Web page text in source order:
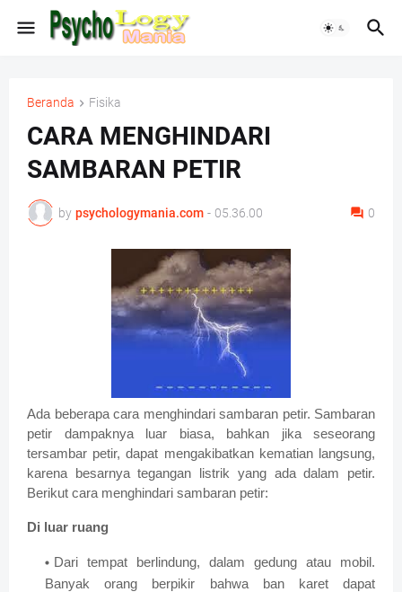
Beranda Fisika
CARA MENGHINDARI
SAMBARAN PETIR
by psychologymania.com - 05.36.00 0
Ada beberapa cara menghindari sambaran petir. Sambaran
petir dampaknya luar biasa, bahkan jika seseorang
tersambar petir, dapat mengakibatkan kematian langsung,
karena besarnya tegangan listrik yang ada dalam petir.
Berikut cara menghindari sambaran petir:
Di luar ruang
Dari tempat berlindung, dalam gedung atau mobil.
Banyak orang berpikir bahwa ban karet dapat